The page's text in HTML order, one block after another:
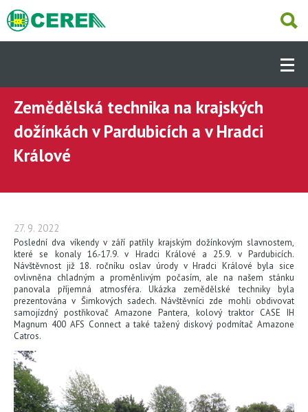
Přejít
hlavnímu
-
Dcery
(CS)
ÚVOD
AKTUÁLNĚ
SKLADEM
SERVIS
KONTAKTY
KARIÉRA
Zemědělská technika na krajských
dožínkách v Pardubicích a v Hradci
Králové
27. 9. 2022
Poslední dva víkendy v září patřily krajským dožínkovým slavnostem,
které se konaly 16.-17.9. v Hradci Králové a 25.9. v Pardubicích.
Návštěvnost již 18. ročníku oslav úrody v Hradci Králové byla sice
ovlivněna chladným a proměnlivým počasím, ale na našem stánku
panovala příjemná atmosféra. Ukázka zemědělské techniky byla
prezentována v Šimkových sadech. Návštěvníci zde mohli obdivovat
samojízdný postřikovač Amazone Pantera, kolový traktor CASE IH
Magnum 400 AFS Connect a také tažený diskový podmítač Amazone
Catros.